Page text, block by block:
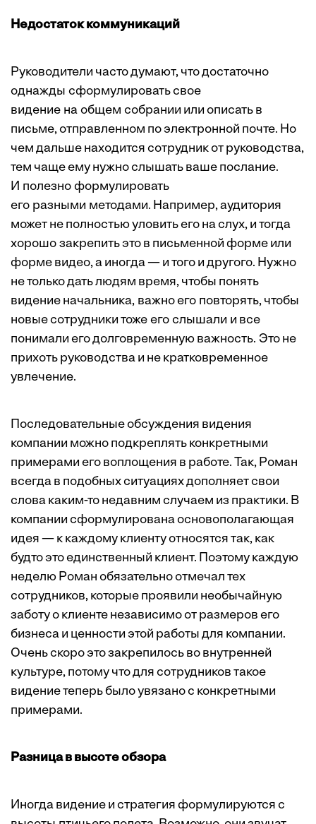
Недостаток коммуникаций
Руководители часто думают, что достаточно
однажды сформулировать свое
видение на общем собрании или описать в
письме, отправленном по электронной почте. Но
чем дальше находится сотрудник от руководства,
тем чаще ему нужно слышать ваше послание.
И полезно формулировать
его разными методами. Например, аудитория
может не полностью уловить его на слух, и тогда
хорошо закрепить это в письменной форме или
форме видео, а иногда — и того и другого. Нужно
не только дать людям время, чтобы понять
видение начальника, важно его повторять, чтобы
новые сотрудники тоже его слышали и все
понимали его долговременную важность. Это не
прихоть руководства и не кратковременное
увлечение.
Последовательные обсуждения видения
компании можно подкреплять конкретными
примерами его воплощения в работе. Так, Роман
всегда в подобных ситуациях дополняет свои
слова каким-то недавним случаем из практики. В
компании сформулирована основополагающая
идея — к каждому клиенту относятся так, как
будто это единственный клиент. Поэтому каждую
неделю Роман обязательно отмечал тех
сотрудников, которые проявили необычайную
заботу о клиенте независимо от размеров его
бизнеса и ценности этой работы для компании.
Очень скоро это закрепилось во внутренней
культуре, потому что для сотрудников такое
видение теперь было увязано с конкретными
примерами.
Разница в высоте обзора
Иногда видение и стратегия формулируются с